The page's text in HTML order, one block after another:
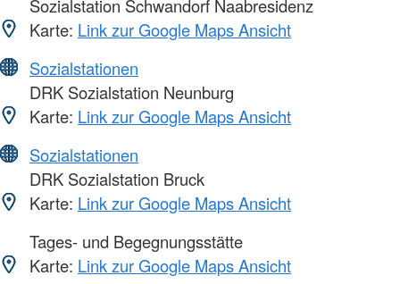
Sozialstation Schwandorf Naabresidenz
Karte: Link zur Google Maps Ansicht
Sozialstationen
DRK Sozialstation Neunburg
Karte: Link zur Google Maps Ansicht
Sozialstationen
DRK Sozialstation Bruck
Karte: Link zur Google Maps Ansicht
Tages- und Begegnungsstätte
Karte: Link zur Google Maps Ansicht